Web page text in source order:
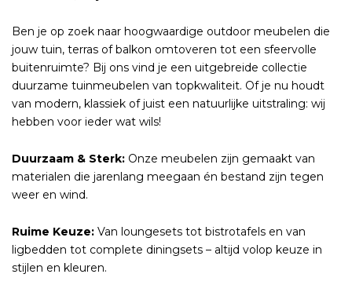
Ben je op zoek naar hoogwaardige outdoor meubelen die
jouw tuin, terras of balkon omtoveren tot een sfeervolle
buitenruimte? Bij ons vind je een uitgebreide collectie
duurzame tuinmeubelen van topkwaliteit. Of je nu houdt
van modern, klassiek of juist een natuurlijke uitstraling: wij
hebben voor ieder wat wils!
Duurzaam & Sterk: Onze meubelen zijn gemaakt van
materialen die jarenlang meegaan én bestand zijn tegen
weer en wind.
Ruime Keuze: Van loungesets tot bistrotafels en van
ligbedden tot complete diningsets – altijd volop keuze in
stijlen en kleuren.